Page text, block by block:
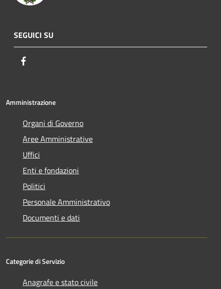
SEGUICI SU
Amministrazione
Organi di Governo
Aree Amministrative
Uffici
Enti e fondazioni
Politici
Personale Amministrativo
Documenti e dati
Categorie di Servizio
Anagrafe e stato civile